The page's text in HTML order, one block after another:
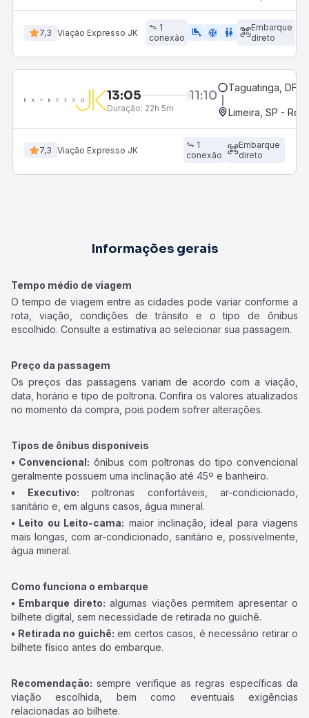
7,3 Viação Expresso JK
1
conexão
airline_seat_legroom_extra ac_unit wc
Embarque
direto
13:05 11:10
Duração: 22h 5m
Taguatinga, DF
Limeira, SP -
7,3 Viação Expresso JK
1
conexão
Embarque
direto
Informações gerais
Tempo médio de viagem
O tempo de viagem entre as cidades pode variar conforme a
rota, viação, condições de trânsito e o tipo de ônibus
escolhido. Consulte a estimativa ao selecionar sua passagem.
Preço da passagem
Os preços das passagens variam de acordo com a viação,
data, horário e tipo de poltrona. Confira os valores atualizados
no momento da compra, pois podem sofrer alterações.
Tipos de ônibus disponíveis
• Convencional: ônibus com poltronas do tipo convencional
geralmente possuem uma inclinação até 45º e banheiro.
• Executivo: poltronas confortáveis, ar-condicionado,
sanitário e, em alguns casos, água mineral.
• Leito ou Leito-cama: maior inclinação, ideal para viagens
mais longas, com ar-condicionado, sanitário e, possivelmente,
água mineral.
Como funciona o embarque
• Embarque direto: algumas viações permitem apresentar o
bilhete digital, sem necessidade de retirada no guichê.
• Retirada no guichê: em certos casos, é necessário retirar o
bilhete físico antes do embarque.
Recomendação: sempre verifique as regras específicas da
viação escolhida, bem como eventuais exigências
relacionadas ao bilhete.